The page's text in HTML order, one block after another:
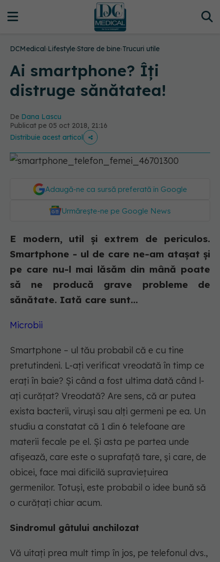
DCMedical›Lifestyle›Stare de bine›Trucuri utile
Ai smartphone? Îți
distruge sănătatea!
De Dana Lascu
Publicat pe 05 oct 2018, 21:16
Distribuie acest articol
Adaugă-ne ca sursă preferată în Google
Urmărește-ne pe Google News
E modern, util și extrem de periculos.
Smartphone - ul de care ne-am atașat și
pe care nu-l mai lăsăm din mână poate
să ne producă grave probleme de
sănătate. Iată care sunt...
Microbii
Smartphone – ul tău probabil că e cu tine
pretutindeni. L-ați verificat vreodată în timp ce
erați în baie? Și când a fost ultima dată când l-
ați curățat? Vreodată? Are sens, că ar putea
exista bacterii, viruși sau alți germeni pe ea. Un
studiu a constatat că 1 din 6 telefoane are
materii fecale pe el. Și asta pe partea unde
afișează, care este o suprafață tare, și care, de
obicei, face mai dificilă supraviețuirea
germenilor. Totuși, este probabil o idee bună să
o curățați chiar acum.
Sindromul gâtului anchilozat
Vă uitați prea mult timp în jos, pe telefonul dvs.,